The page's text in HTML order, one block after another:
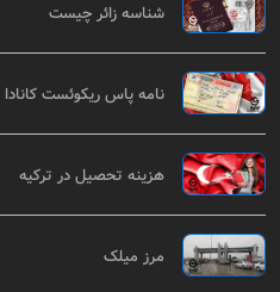
شناسه زائر چیست
نامه پاس ریکوئست کانادا
هزینه تحصیل در ترکیه
مرز میلک